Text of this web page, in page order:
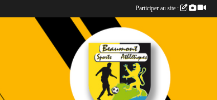
Participer au site :